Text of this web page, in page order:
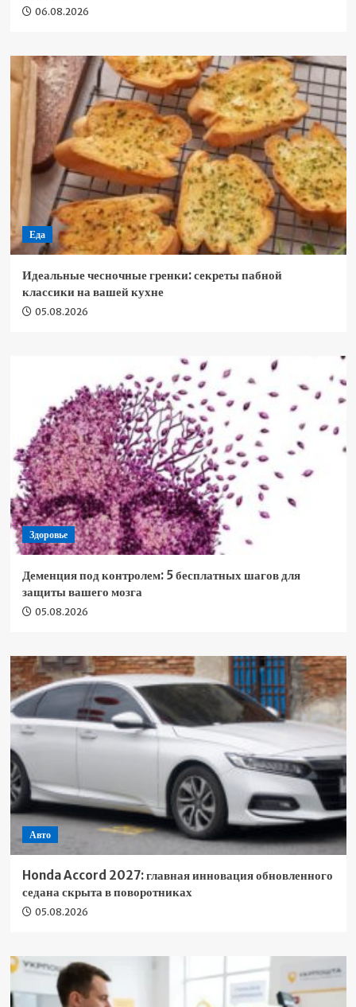
06.08.2026
Еда
Идеальные чесночные гренки: секреты пабной
классики на вашей кухне
05.08.2026
Здоровье
Деменция под контролем: 5 бесплатных шагов для
защиты вашего мозга
05.08.2026
Авто
Honda Accord 2027: главная инновация обновленного
седана скрыта в поворотниках
05.08.2026